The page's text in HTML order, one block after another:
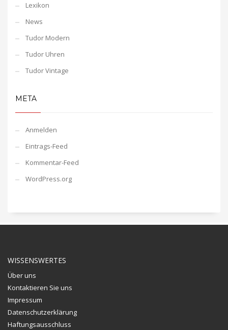
Lexikon
News
Tudor Modern
Tudor Uhren
Tudor Vintage
META
Anmelden
Eintrags-Feed
Kommentar-Feed
WordPress.org
WISSENSWERTES
Über uns
Kontaktieren Sie uns
Impressum
Datenschutzerklärung
Haftungsausschluss